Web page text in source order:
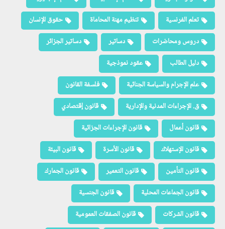
تعلم الفرنسية
تنظيم مهنة المحاماة
حقوق الإنسان
دروس ومحاضرات
دساتير
دساتير الجزائر
دليل الطالب
عقود نموذجية
علم الإجرام والسياسة الجنائية
فلسفة القانون
ق. الإجراءات المدنية والإدارية
قانون إقتصادي
قانون أعمال
قانون الإجراءات الجزائية
قانون الإستهلاك
قانون الأسرة
قانون البيئة
قانون التأمين
قانون التعمير
قانون الجمارك
قانون الجماعات المحلية
قانون الجنسية
قانون الشركات
قانون الصفقات العمومية